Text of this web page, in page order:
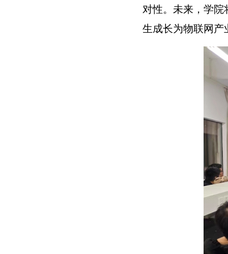
对性。未来，学
生成长为物联网产